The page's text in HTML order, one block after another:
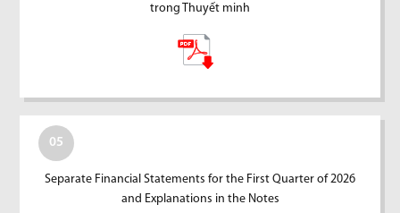
trong Thuyết minh
05
Separate Financial Statements for the First Quarter of 2026
and Explanations in the Notes